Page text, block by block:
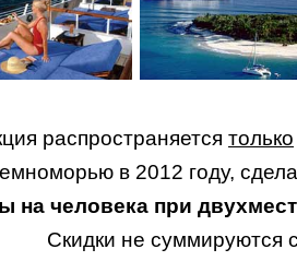
распространяется только
в 2012 году,
на человека при
Скидки не суммируются